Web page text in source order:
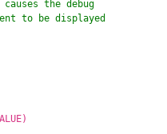
the debug
to be displayed